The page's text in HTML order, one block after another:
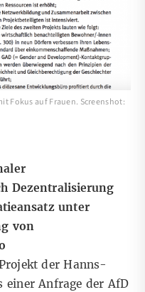
Fokus auf Frauen. Screenshot:
Dezentralisierung
unter
von
der Hanns-
einerAnfrage der AfD